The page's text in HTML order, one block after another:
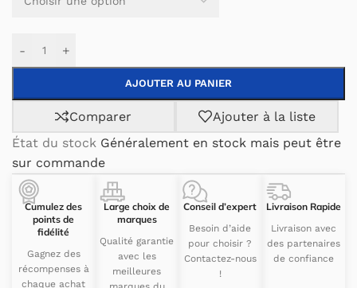
- +
AJOUTER AU PANIER
Comparer
Ajouter à la liste
État du stock Généralement en stock mais peut être
sur commande
Cumulez des
points de
fidélité
Gagnez des
récompenses à
chaque achat
Large choix de
marques
Qualité garantie
avec les
meilleures
Conseil d’expert
Besoin d’aide
pour choisir ?
Contactez-nous
!
Livraison Rapide
Livraison avec
des partenaires
de confiance